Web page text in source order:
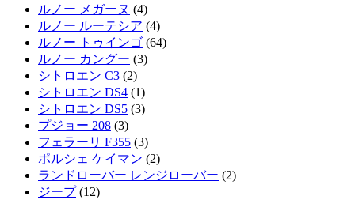
ルノー メガーヌ (4)
ルノー ルーテシア (4)
ルノー トゥインゴ (64)
ルノー カングー (3)
シトロエン C3 (2)
シトロエン DS4 (1)
シトロエン DS5 (3)
プジョー 208 (3)
フェラーリ F355 (3)
ポルシェ ケイマン (2)
ランドローバー レンジローバー (2)
ジープ(12)